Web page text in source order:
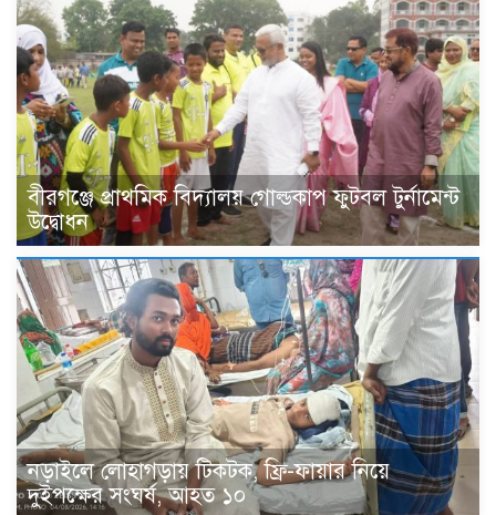
বীরগঞ্জে প্রাথমিক বিদ্যালয় গোল্ডকাপ ফুটবল টুর্নামেন্ট
উদ্বোধন
নড়াইলে লোহাগড়ায় টিকটক, ফ্রি-ফায়ার নিয়ে
দুইপক্ষের সংঘর্ষ, আহত ১০